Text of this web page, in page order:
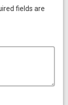
fields are